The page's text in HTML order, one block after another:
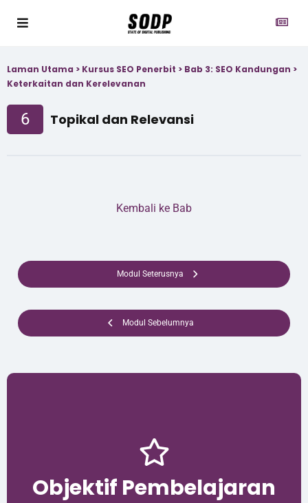
Laman Utama > Kursus SEO Penerbit > Bab 3: SEO Kandungan >
Keterkaitan dan Kerelevanan
6 Topikal dan Relevansi
Modul Sebelumnya
Kembali ke Bab
Modul Seterusnya
Objektif Pembelajaran